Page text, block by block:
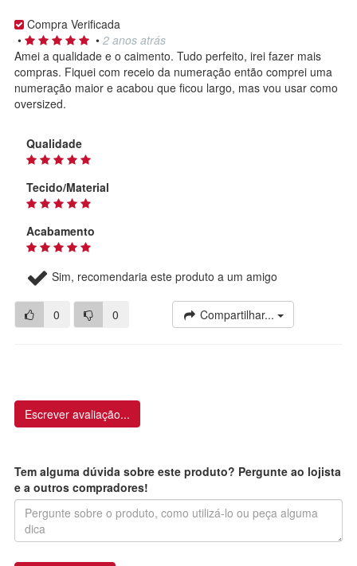
Compra Verificada
•
• 2 anos atrás
Amei a qualidade e o caimento. Tudo perfeito, irei fazer mais
compras. Fiquei com receio da numeração então comprei uma
numeração maior e acabou que ficou largo, mas vou usar como
oversized.
Qualidade
Tecido/Material
Acabamento
Sim, recomendaria este produto a um amigo
0 0 Compartilhar...
Escrever avaliação...
Tem alguma dúvida sobre este produto? Pergunte ao lojista
e a outros compradores!